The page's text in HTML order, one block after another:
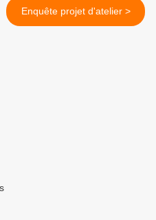
Enquête projet d'atelier >